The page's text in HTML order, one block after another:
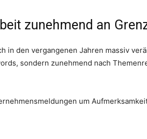
zunehmend an
in den vergangenen Jahren massiv
sondern zunehmend nach
um